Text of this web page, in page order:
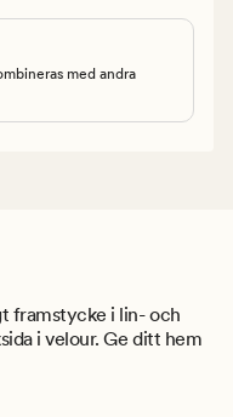
med andra
framstycke i lin- och
i velour. Ge ditt hem